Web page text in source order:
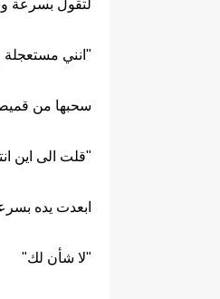
لتقول بسرعة
"انني مستعجلة
سحبها من
"قلت الى اين
ابعدت يده
"لا شأن لك"